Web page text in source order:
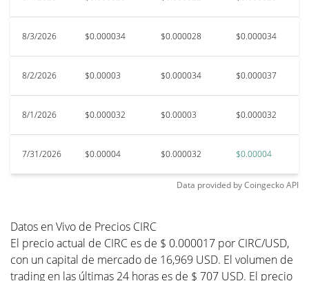
8/3/2026 $0.000034 $0.000028 $0.000034
8/2/2026 $0.00003 $0.000034 $0.000037
8/1/2026 $0.000032 $0.00003 $0.000032
7/31/2026 $0.00004 $0.000032 $0.00004
Data provided byCoingeckoAPI
Datos en Vivo de Precios CIRC
El precio actual de CIRC es de $ 0.000017 por CIRC/USD,
con un capital de mercado de 16,969 USD. El volumen de
trading en las últimas 24 horas es de $ 707 USD. El precio